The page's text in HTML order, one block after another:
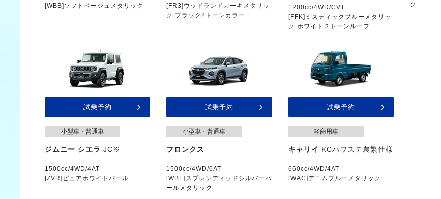
[WBB]ソフトベージュメタリック
[FR3]ウッドランドカーキメタリッ
ク ブラック2トーンカラー
1200cc/4WD/CVT
[FFK]ミスティックブルーメタリッ
ク ホワイト２トーンルーフ
ク
試乗予約
小型車・普通車
ジムニー シエラ JC※
1500cc/4WD/4AT
[ZVR]ピュアホワイトパール
試乗予約
小型車・普通車
フロンクス
1500cc/4WD/6AT
[WBE]スプレンディッドシルバーパ
ールメタリック
試乗予約
軽商用車
キャリイ KCパワステ農繁仕様
660cc/4WD/4AT
[WAC]デニムブルーメタリック